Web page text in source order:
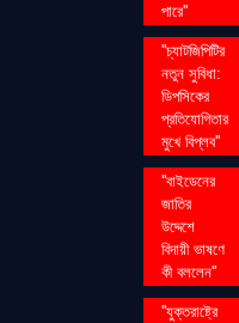
পারে''
''চ্যাটজিপিটির
নতুন সুবিধা:
ডিপসিকের
প্রতিযোগিতার
মুখে বিপ্লব''
''বাইডেনের
জাতির
উদ্দেশে
বিদায়ী ভাষণে
কী বললেন''
''যুক্তরাষ্ট্রে